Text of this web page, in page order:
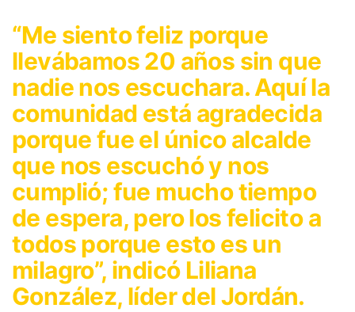
“Me siento feliz porque
llevábamos 20 años sin que
nadie nos escuchara. Aquí la
comunidad está agradecida
porque fue el único alcalde
que nos escuchó y nos
cumplió; fue mucho tiempo
de espera, pero los felicito a
todos porque esto es un
milagro”, indicó Liliana
González, líder del Jordán.